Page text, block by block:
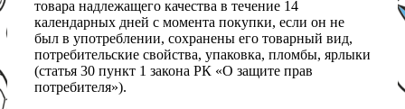
товара надлежащего качества в течение 14
календарных дней с момента покупки, если он не
был в употреблении, сохранены его товарный вид,
потребительские свойства, упаковка, пломбы, ярлыки
(статья 30 пункт 1 закона РК «О защите прав
потребителя»).